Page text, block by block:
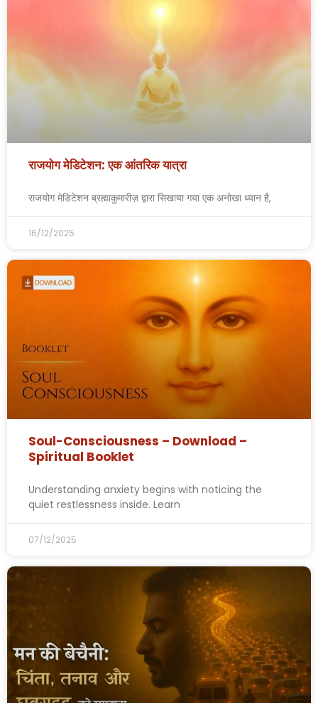
राजयोग मेडिटेशन: एक आंतरिक यात्रा
राजयोग मेडिटेशन ब्रह्माकुमारीज़ द्वारा सिखाया गया एक अनोखा ध्यान है,
16/12/2025
Soul-Consciousness – Download –
Spiritual Booklet
Understanding anxiety begins with noticing the
quiet restlessness inside. Learn
07/12/2025